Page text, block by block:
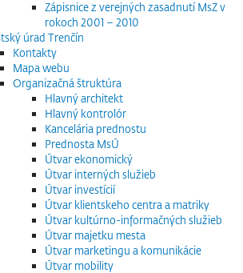
Zápisnice z verejných zasadnutí MsZ v
rokoch 2001 – 2010
úrad Trenčín
Kontakty
Mapa webu
Organizačná štruktúra
Hlavný architekt
Hlavný kontrolór
Kancelária prednostu
Prednosta MsÚ
Útvar ekonomický
Útvar interných služieb
Útvar investícií
Útvar klientskeho centra a matriky
Útvar kultúrno-informačných služieb
Útvar majetku mesta
Útvar marketingu a komunikácie
Útvar mobility